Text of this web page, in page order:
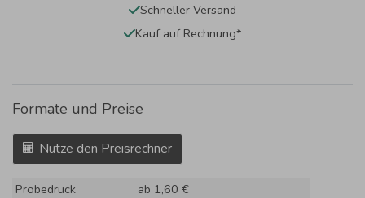
Schneller Versand
Kauf auf Rechnung*
Formate und Preise
Nutze den Preisrechner
Probedruck
ab 1,60 €